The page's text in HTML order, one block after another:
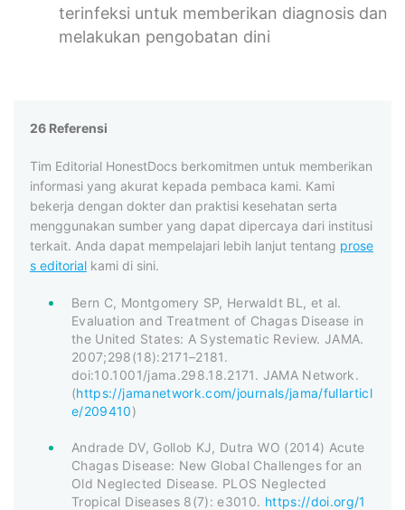
terinfeksi untuk memberikan diagnosis dan
melakukan pengobatan dini
26 Referensi
Tim Editorial HonestDocs berkomitmen untuk memberikan
informasi yang akurat kepada pembaca kami. Kami
bekerja dengan dokter dan praktisi kesehatan serta
menggunakan sumber yang dapat dipercaya dari institusi
terkait. Anda dapat mempelajari lebih lanjut tentang prose
s editorial kami di sini.
Bern C, Montgomery SP, Herwaldt BL, et al.
Evaluation and Treatment of Chagas Disease in
the United States: A Systematic Review. JAMA.
2007;298(18):2171–2181.
doi:10.1001/jama.298.18.2171. JAMA Network.
(https://jamanetwork.com/journals/jama/fullarticl
e/209410)
Andrade DV, Gollob KJ, Dutra WO (2014) Acute
Chagas Disease: New Global Challenges for an
Old Neglected Disease. PLOS Neglected
Tropical Diseases 8(7): e3010. https://doi.org/1